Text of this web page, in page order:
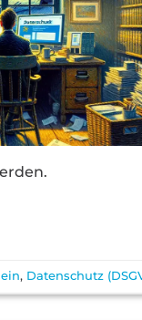
, Datenschutz